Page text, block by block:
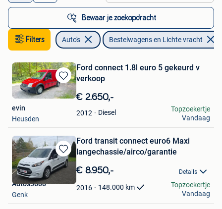
Bewaar je zoekopdracht
Filters Auto's Bestelwagens en Lichte vracht
Bewaren
in
Favorieten
Ford connect 1.8l euro 5 gekeurd v
verkoop
€ 2.650,-
2012 Diesel
evin
Heusden
Topzoekertje
Vandaag
Bewaren
in
Mijn
Favorieten
Ford transit connect euro6 Maxi
langechassie/airco/garantie
€ 8.950,- Details
2016 148.000 km
Autos3600
Genk
Topzoekertje
Vandaag